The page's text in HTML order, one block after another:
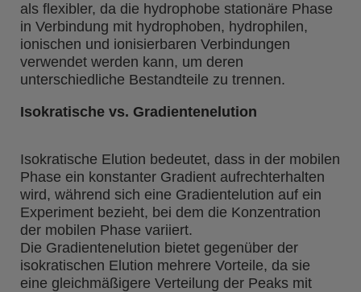
als flexibler, da die hydrophobe stationäre Phase
in Verbindung mit hydrophoben, hydrophilen,
ionischen und ionisierbaren Verbindungen
verwendet werden kann, um deren
unterschiedliche Bestandteile zu trennen.
Isokratische vs. Gradientenelution
Isokratische Elution bedeutet, dass in der mobilen
Phase ein konstanter Gradient aufrechterhalten
wird, während sich eine Gradientelution auf ein
Experiment bezieht, bei dem die Konzentration
der mobilen Phase variiert.
Die Gradientenelution bietet gegenüber der
isokratischen Elution mehrere Vorteile, da sie
eine gleichmäßigere Verteilung der Peaks mit